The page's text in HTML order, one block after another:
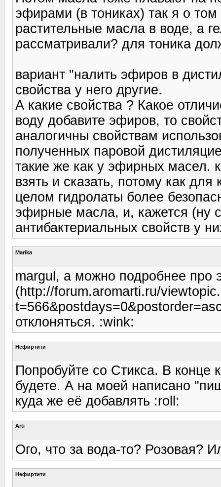
эфирами (в тониках) так я о
растительные масла в воде, а
рассматривали? для тоника
вариант "налить эфиров в
свойства у него другие.
А какие свойства ? Какое
воду добавите эфиров, то
аналогичны свойствам
полученных паровой
такие же как у эфирных масел.
взять и сказать, потому как
целом гидролаты более
эфирные масла, и, кажется (ну
антибактериальных свойств у
Marika
margul, а можно подробнее про
(http://forum.aromarti.ru/
отклоняться. :wink:
Нефиртити
Попробуйте со Стикса. В конце
будете. А на моей написано
куда же её добавлять :roll:
Arti
Ого, что за вода-то? Розовая?
Нефиртити